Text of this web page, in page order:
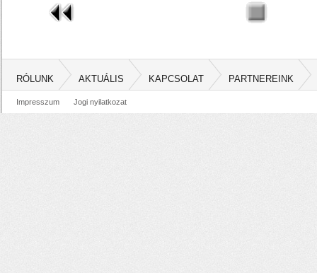
RÓLUNK AKTUÁLIS KAPCSOLAT PARTNEREINK
Impresszum Jogi nyilatkozat